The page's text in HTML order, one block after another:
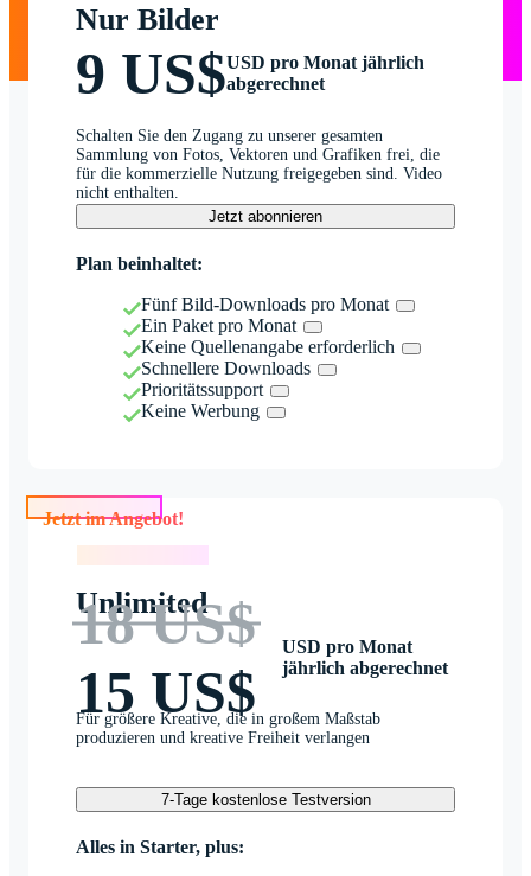
Nur Bilder
9 US$USD pro Monat jährlich
abgerechnet
Schalten Sie den Zugang zu unserer gesamten
Sammlung von Fotos, Vektoren und Grafiken frei, die
für die kommerzielle Nutzung freigegeben sind. Video
nicht enthalten.
Jetzt abonnieren
Plan beinhaltet:
Fünf Bild-Downloads pro Monat
Ein Paket pro Monat
Keine Quellenangabe erforderlich
Schnellere Downloads
Prioritätssupport
Keine Werbung
Jetzt im Angebot!
Unlimited
18 US$
15 US$
USD pro Monat
jährlich abgerechnet
Für größere Kreative, die in großem Maßstab
produzieren und kreative Freiheit verlangen
7-Tage kostenlose Testversion
Alles in Starter, plus: